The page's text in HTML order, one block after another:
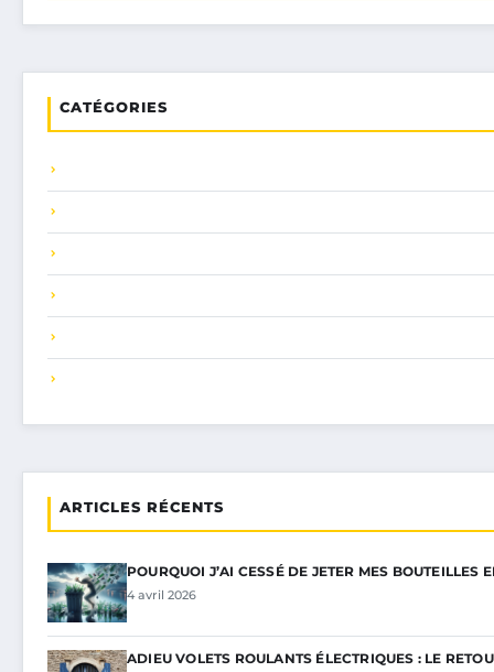
CATÉGORIES
ARTICLES RÉCENTS
POURQUOI J’AI CESSÉ DE JETER MES BOUTEILLES
4 avril 2026
ADIEU VOLETS ROULANTS ÉLECTRIQUES : LE